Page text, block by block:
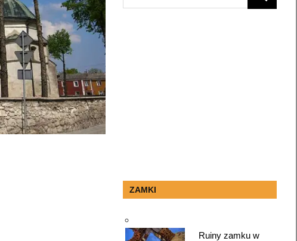
for:
SEARCH
ZAMKI
Ruiny zamku w